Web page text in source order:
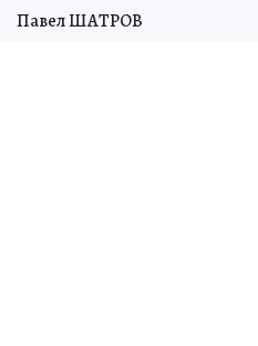
Павел ШАТРОВ